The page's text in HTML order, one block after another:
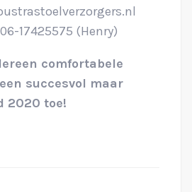
17425575 (Henry)
comfortabele
succesvol maar
2020 toe!